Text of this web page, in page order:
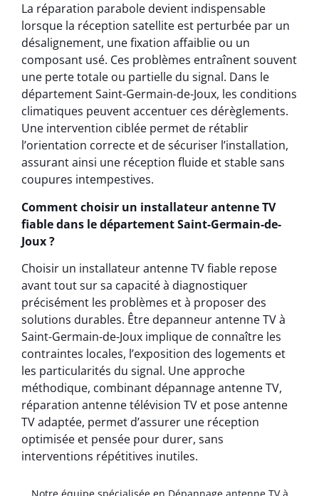
La réparation parabole devient indispensable
lorsque la réception satellite est perturbée par un
désalignement, une fixation affaiblie ou un
composant usé. Ces problèmes entraînent souvent
une perte totale ou partielle du signal. Dans le
département Saint-Germain-de-Joux, les conditions
climatiques peuvent accentuer ces dérèglements.
Une intervention ciblée permet de rétablir
l’orientation correcte et de sécuriser l’installation,
assurant ainsi une réception fluide et stable sans
coupures intempestives.
Comment choisir un installateur antenne TV
fiable dans le département Saint-Germain-de-
Joux ?
Choisir un installateur antenne TV fiable repose
avant tout sur sa capacité à diagnostiquer
précisément les problèmes et à proposer des
solutions durables. Être depanneur antenne TV à
Saint-Germain-de-Joux implique de connaître les
contraintes locales, l’exposition des logements et
les particularités du signal. Une approche
méthodique, combinant dépannage antenne TV,
réparation antenne télévision TV et pose antenne
TV adaptée, permet d’assurer une réception
optimisée et pensée pour durer, sans
interventions répétitives inutiles.